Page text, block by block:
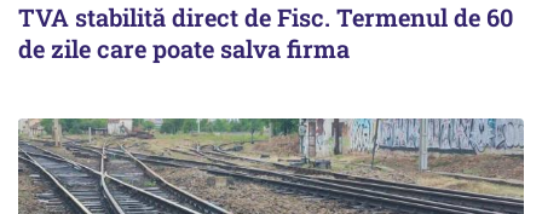
TVA stabilită direct de Fisc. Termenul de 60
de zile care poate salva firma